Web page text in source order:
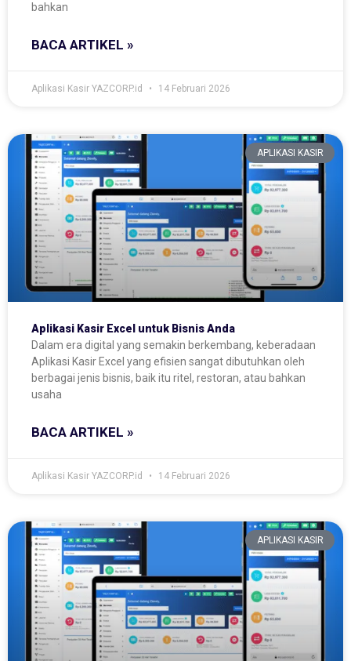
bahkan
BACA ARTIKEL »
Aplikasi Kasir YAZCORP.id 14 Februari 2026
APLIKASI KASIR
Aplikasi Kasir Excel untuk Bisnis Anda
Dalam era digital yang semakin berkembang, keberadaan
Aplikasi Kasir Excel yang efisien sangat dibutuhkan oleh
berbagai jenis bisnis, baik itu ritel, restoran, atau bahkan
usaha
BACA ARTIKEL »
Aplikasi Kasir YAZCORP.id 14 Februari 2026
APLIKASI KASIR